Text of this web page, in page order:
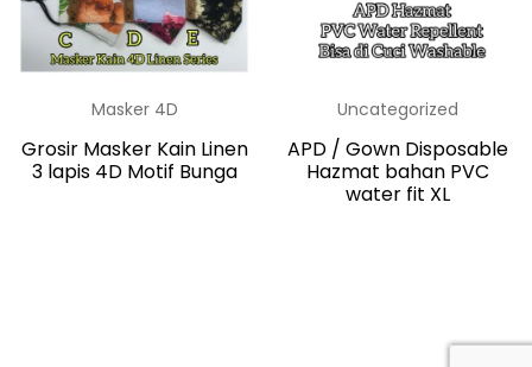
Masker 4D
Grosir Masker Kain Linen
3 lapis 4D Motif Bunga
Uncategorized
APD / Gown Disposable
Hazmat bahan PVC
water fit XL